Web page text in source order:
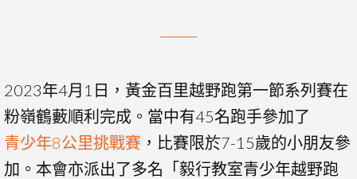
2023年4月1日，黃金百里越野跑第一節系列賽在
粉嶺鶴藪順利完成。當中有45名跑手參加了
青少年8公里挑戰賽 ，比賽限於7-15歲的小朋友參
加。本會亦派出了多名「毅行教室青少年越野跑